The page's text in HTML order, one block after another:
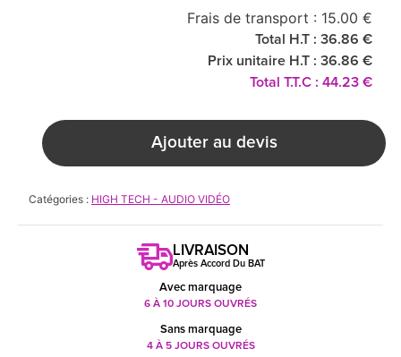
Frais de transport : 15.00 €
Total H.T : 36.86 €
Prix unitaire H.T : 36.86 €
Total T.T.C : 44.23 €
Ajouter au devis
Catégories : HIGH TECH - AUDIO VIDÉO
LIVRAISON
Après Accord Du BAT
Avec marquage
6 À 10 JOURS OUVRÉS
Sans marquage
4 À 5 JOURS OUVRÉS